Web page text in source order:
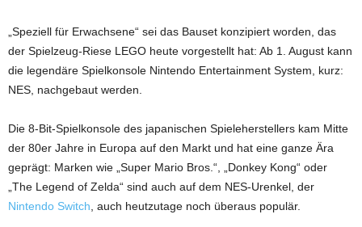
„Speziell für Erwachsene“ sei das Bauset konzipiert worden, das
der Spielzeug-Riese LEGO heute vorgestellt hat: Ab 1. August kann
die legendäre Spielkonsole Nintendo Entertainment System, kurz:
NES, nachgebaut werden.
Die 8-Bit-Spielkonsole des japanischen Spieleherstellers kam Mitte
der 80er Jahre in Europa auf den Markt und hat eine ganze Ära
geprägt: Marken wie „Super Mario Bros.“, „Donkey Kong“ oder
„The Legend of Zelda“ sind auch auf dem NES-Urenkel, der
Nintendo Switch , auch heutzutage noch überaus populär.